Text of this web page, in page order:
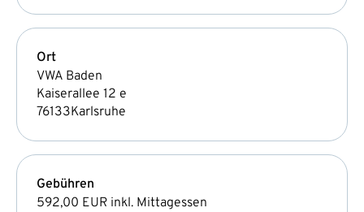
Ort
VWA Baden
Kaiserallee 12 e
76133Karlsruhe
Gebühren
592,00 EUR inkl. Mittagessen